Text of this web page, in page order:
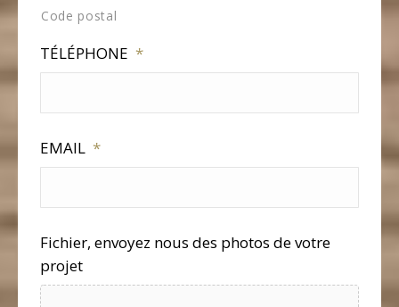
Code postal
TÉLÉPHONE *
EMAIL *
Fichier, envoyez nous des photos de votre
projet